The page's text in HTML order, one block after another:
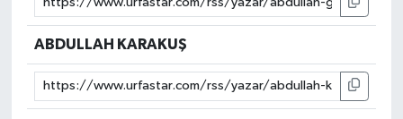
ABDULLAH KARAKUŞ